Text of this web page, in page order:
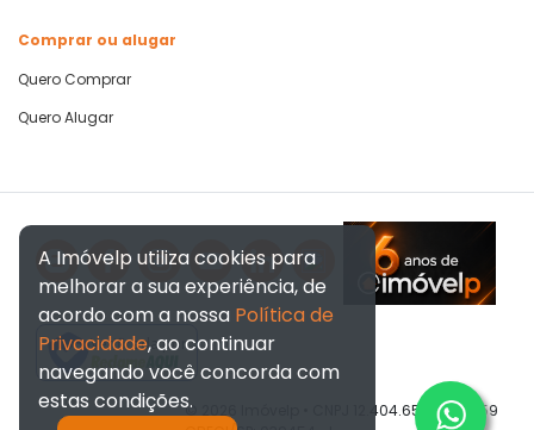
Comprar ou alugar
Quero Comprar
Quero Alugar
Verificada por
© 2026 Imóvelp • CNPJ 12.404.656/0001-59
A Imóvelp utiliza cookies para
melhorar a sua experiência, de
acordo com a nossa Política de
Privacidade, ao continuar
navegando você concorda com
estas condições.